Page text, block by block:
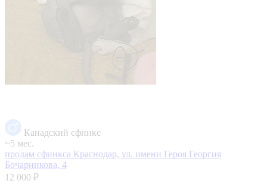
Канадский сфинкс
~5 мес.
продам сфинкса Краснодар, ул. имени Героя Георгия
Бочарникова, 4
12 000 ₽